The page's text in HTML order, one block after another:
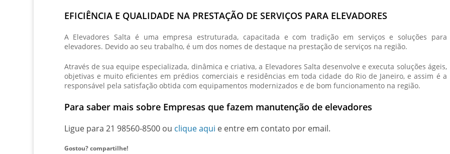
EFICIÊNCIA E QUALIDADE NA PRESTAÇÃO DE SERVIÇOS PARA ELEVADORES
A Elevadores Salta é uma empresa estruturada, capacitada e com tradição em serviços e soluções para
elevadores. Devido ao seu trabalho, é um dos nomes de destaque na prestação de serviços na região.
Através de sua equipe especializada, dinâmica e criativa, a Elevadores Salta desenvolve e executa soluções ágeis,
objetivas e muito eficientes em prédios comerciais e residências em toda cidade do Rio de Janeiro, e assim é a
responsável pela satisfação obtida com equipamentos modernizados e de bom funcionamento na região.
Para saber mais sobre Empresas que fazem manutenção de elevadores
Ligue para 21 98560-8500ou clique aqui e entre em contato por email.
Gostou? compartilhe!